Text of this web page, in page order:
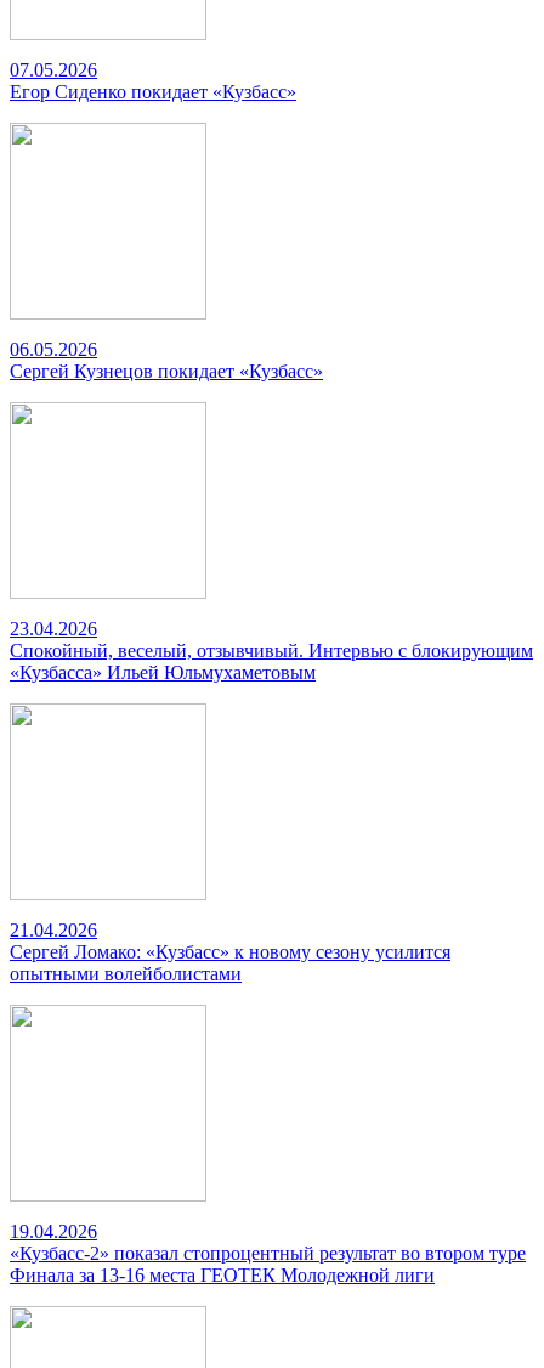
07.05.2026
Егор Сиденко покидает «Кузбасс»
06.05.2026
Сергей Кузнецов покидает «Кузбасс»
23.04.2026
Спокойный, веселый, отзывчивый. Интервью с блокирующим
«Кузбасса» Ильей Юльмухаметовым
21.04.2026
Сергей Ломако: «Кузбасс» к новому сезону усилится
опытными волейболистами
19.04.2026
«Кузбасс-2» показал стопроцентный результат во втором туре
Финала за 13-16 места ГЕОТЕК Молодежной лиги